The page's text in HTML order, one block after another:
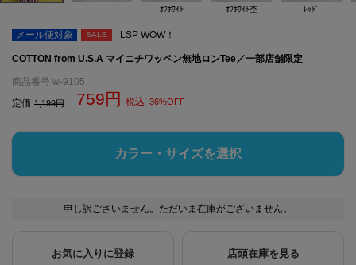
ｵﾌﾎﾜｲﾄ ｵﾌﾎﾜｲﾄ杢 ﾚｯﾄﾞ
メール便対象 SALE LSP WOW！
COTTON from U.S.A マイニチワッペン無地ロンTee／一部店舗限定
商品番号 w-9105
定価 1,199 759 税込 36%OFF
カラー・サイズを選択
申し訳ございません。ただいま在庫がございません。
お気に入りに登録 店頭在庫を見る